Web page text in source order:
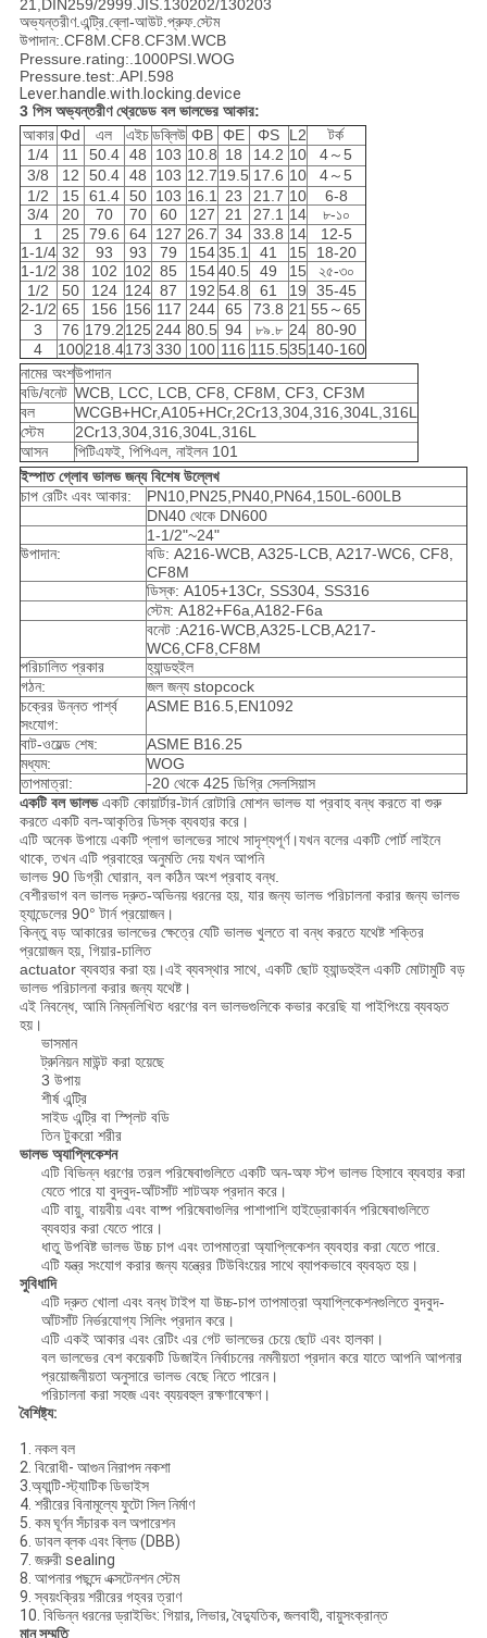
21,DIN259/2999.JIS.130202/130203
অভ্যন্তরীণ.এন্ট্রি.ব্লো-আউট.প্রুফ.স্টেম
উপাদান:.CF8M.CF8.CF3M.WCB
Pressure.rating:.1000PSI.WOG
Pressure.test:.API.598
Lever.handle.with.locking.device
3 পিস অভ্যন্তরীণ থ্রেডেড বল ভালভের আকার:
আকার Φd এল এইচডব্লিউ ΦB ΦE ΦS L2
টর্ক
1/4
11 50.4 48 103 10.8 18 14.2 10
4～5
3/8
12 50.4 48 103 12.719.5 17.6 10
4～5
1/2
15 61.4 50 103 16.1 23 21.7 10
6-8
3/4
20 70 70 60 127 21 27.1 14
৮-১০
1
25 79.6 64 127 26.7 34 33.8 14
12-5
1-1/4 32 93 93 79 15435.1 41 15
18-20
1-1/2 38 102 102 85 15440.5 49 15
২৫-৩০
1/2
50 124 124 87 192 54.8 61 19
35-45
2-1/2 65 156 156 117 244 65 73.8 21 55～65
3
76 179.2125 244 80.5 94 ৮৯.৮ 24 80-90
4
100218.4173 330 100 116 115.535140-160
নামের অংশউপাদান
বডি/বনেট WCB, LCC, LCB, CF8, CF8M, CF3, CF3M
বল
WCGB+HCr,A105+HCr,2Cr13,304,316,304L,316L
স্টেম
2Cr13,304,316,304L,316L
আসন
পিটিএফই, পিপিএল, নাইলন 101
ইস্পাত গ্লোব ভালভ জন্য বিশেষ উল্লেখ
চাপ রেটিং এবং আকার:
PN10,PN25,PN40,PN64,150L-600LB
DN40 থেকে DN600
1-1/2"~24"
উপাদান:
বডি: A216-WCB, A325-LCB, A217-WC6, CF8,
CF8M
ডিস্ক: A105+13Cr, SS304, SS316
স্টেম: A182+F6a,A182-F6a
বনেট :A216-WCB,A325-LCB,A217-
WC6,CF8,CF8M
পরিচালিত প্রকার
হ্যান্ডহুইল
গঠন:
জল জন্য stopcock
চক্রের উন্নত পার্শ্ব
সংযোগ:
ASME B16.5,EN1092
বাট-ওয়েল্ড শেষ:
ASME B16.25
মধ্যম:
WOG
তাপমাত্রা:
-20 থেকে 425 ডিগ্রি সেলসিয়াস
একটি বল ভালভএকটি কোয়ার্টার-টার্ন রোটারি মোশন ভালভ যা প্রবাহ বন্ধ করতে বা শুরু
করতে একটি বল-আকৃতির ডিস্ক ব্যবহার করে।
এটি অনেক উপায়ে একটি প্লাগ ভালভের সাথে সাদৃশ্যপূর্ণ।যখন বলের একটি পোর্ট লাইনে
থাকে, তখন এটি প্রবাহের অনুমতি দেয় যখন আপনি
ভালভ 90 ডিগ্রী ঘোরান, বল কঠিন অংশ প্রবাহ বন্ধ.
বেশীরভাগ বল ভালভ দ্রুত-অভিনয় ধরনের হয়, যার জন্য ভালভ পরিচালনা করার জন্য ভালভ
হ্যান্ডেলের 90° টার্ন প্রয়োজন।
কিন্তু বড় আকারের ভালভের ক্ষেত্রে যেটি ভালভ খুলতে বা বন্ধ করতে যথেষ্ট শক্তির
প্রয়োজন হয়, গিয়ার-চালিত
actuator ব্যবহার করা হয়।এই ব্যবস্থার সাথে, একটি ছোট হ্যান্ডহুইল একটি মোটামুটি বড়
ভালভ পরিচালনা করার জন্য যথেষ্ট।
এই নিবন্ধে, আমি নিম্নলিখিত ধরণের বল ভালভগুলিকে কভার করেছি যা পাইপিংয়ে ব্যবহৃত
হয়।
ভাসমান
ট্রুনিয়ন মাউন্ট করা হয়েছে
3 উপায়
শীর্ষ এন্ট্রি
সাইড এন্ট্রি বা স্প্লিট বডি
তিন টুকরো শরীর
ভালভ অ্যাপ্লিকেশন
এটি বিভিন্ন ধরণের তরল পরিষেবাগুলিতে একটি অন-অফ স্টপ ভালভ হিসাবে ব্যবহার করা
যেতে পারে যা বুদ্বুদ-আঁটসাঁট শাটঅফ প্রদান করে।
এটি বায়ু, বায়বীয় এবং বাষ্প পরিষেবাগুলির পাশাপাশি হাইড্রোকার্বন পরিষেবাগুলিতে
ব্যবহার করা যেতে পারে।
ধাতু উপবিষ্ট ভালভ উচ্চ চাপ এবং তাপমাত্রা অ্যাপ্লিকেশন ব্যবহার করা যেতে পারে.
এটি যন্ত্র সংযোগ করার জন্য যন্ত্রের টিউবিংয়ের সাথে ব্যাপকভাবে ব্যবহৃত হয়।
সুবিধাদি
এটি দ্রুত খোলা এবং বন্ধ টাইপ যা উচ্চ-চাপ তাপমাত্রা অ্যাপ্লিকেশনগুলিতে বুদবুদ-
আঁটসাঁট নির্ভরযোগ্য সিলিং প্রদান করে।
এটি একই আকার এবং রেটিং এর গেট ভালভের চেয়ে ছোট এবং হালকা।
বল ভালভের বেশ কয়েকটি ডিজাইন নির্বাচনের নমনীয়তা প্রদান করে যাতে আপনি আপনার
প্রয়োজনীয়তা অনুসারে ভালভ বেছে নিতে পারেন।
পরিচালনা করা সহজ এবং ব্যয়বহুল রক্ষণাবেক্ষণ।
বৈশিষ্ট্য:
1. নকল বল
2. বিরোধী- আগুন নিরাপদ নকশা
3.অ্যান্টি-স্ট্যাটিক ডিভাইস
4. শরীরের বিনামূল্যে ফুটো সিল নির্মাণ
5. কম ঘূর্ণন সঁচারক বল অপারেশন
6. ডাবল ব্লক এবং ব্লিড (DBB)
7. জরুরী sealing
8. আপনার পছন্দে এক্সটেনশন স্টেম
9. স্বয়ংক্রিয় শরীরের গহ্বর ত্রাণ
10. বিভিন্ন ধরনের ড্রাইভিং: গিয়ার, লিভার, বৈদ্যুতিক, জলবাহী, বায়ুসংক্রান্ত
মান সম্মতি